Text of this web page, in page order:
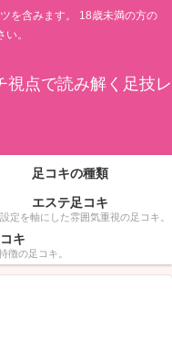
を含みます。 18歳未満の方の
。
視点で読み解く足技レ
足コキの種類
エステ足コキ
定を軸にした雰囲気重視の足コキ。
キ
徴の足コキ。